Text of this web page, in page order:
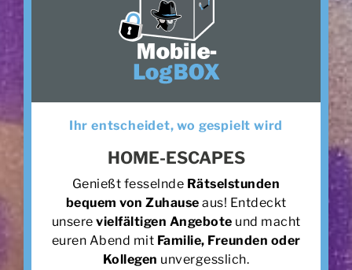
Ihr entscheidet, wo gespielt wird
HOME-ESCAPES
Genießt fesselnde Rätselstunden
bequem von Zuhause aus! Entdeckt
unsere vielfältigen Angebote und macht
euren Abend mit Familie, Freunden oder
Kollegen unvergesslich.